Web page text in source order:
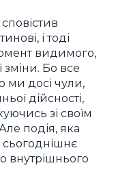
і тоді
видимого,
зміни. Бо все
ми досі чули,
дійсності,
зі своїм
подія, яка
внутрішнього